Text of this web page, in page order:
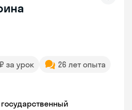
за урок
26 лет опыта